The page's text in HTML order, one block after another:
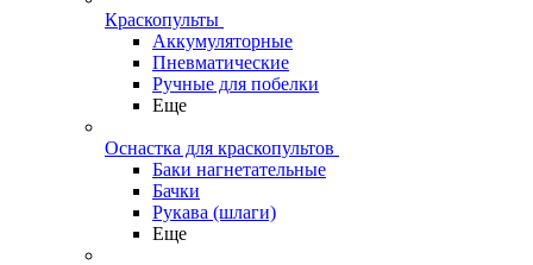
Краскопульты
Аккумуляторные
Пневматические
Ручные для побелки
Еще
Оснастка для краскопультов
Баки нагнетательные
Бачки
Рукава (шлаги)
Еще